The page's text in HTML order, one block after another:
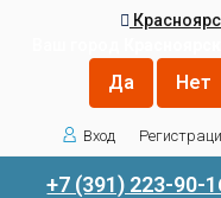
Вход
+7 (391) 223-90-